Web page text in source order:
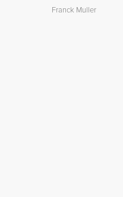
Franck Muller